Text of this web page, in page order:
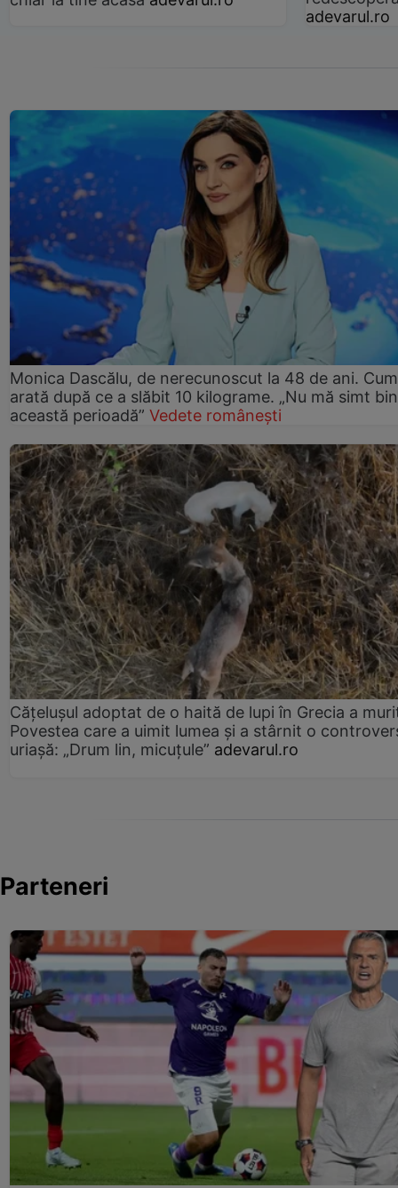
adevarul.ro
Monica Dascălu, de nerecunoscut la 48 de ani. Cum
arată după ce a slăbit 10 kilograme. „Nu mă simt
această perioadă” Vedete românești
Cățelușul adoptat de o haită de lupi în Grecia a
Povestea care a uimit lumea și a stârnit o
uriașă: „Drum lin, micuțule” adevarul.ro
Parteneri